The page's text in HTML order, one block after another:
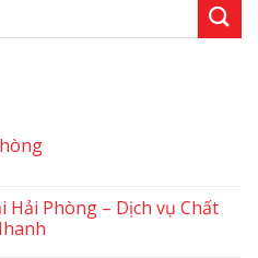
Hải Phòng – Dịch vụ Chất